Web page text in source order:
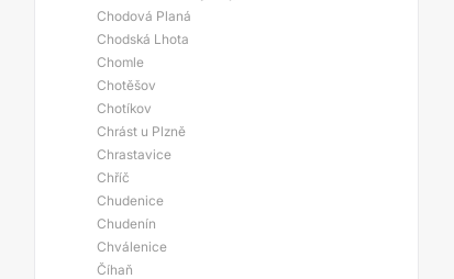
Chodová Planá
Chodská Lhota
Chomle
Chotěšov
Chotíkov
Chrást u Plzně
Chrastavice
Chříč
Chudenice
Chudenín
Chválenice
Číhaň